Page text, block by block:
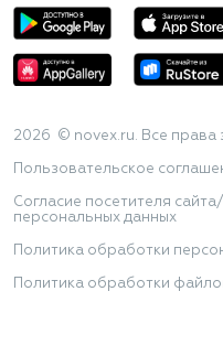
2026 © novex.ru. Все права
Пользовательское
Согласие посетителя
персональных данных
Политика обработки
Политика обработки